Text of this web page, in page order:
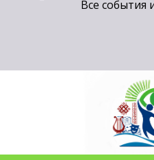
Все события